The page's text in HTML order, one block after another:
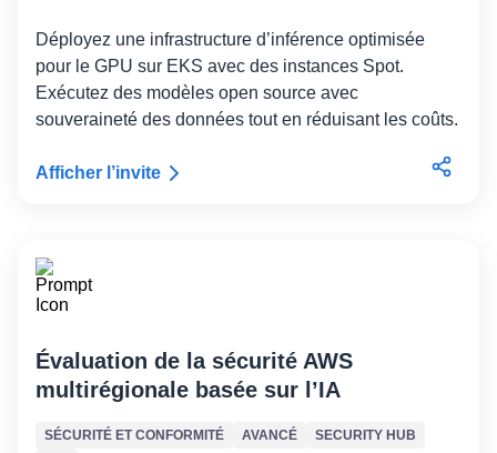
Déployez une infrastructure d’inférence optimisée
pour le GPU sur EKS avec des instances Spot.
Exécutez des modèles open source avec
souveraineté des données tout en réduisant les coûts.
Afficher l’invite
Évaluation de la sécurité AWS
multirégionale basée sur l’IA
SÉCURITÉ ET CONFORMITÉ AVANCÉ
SECURITY HUB